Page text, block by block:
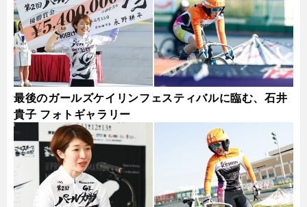
最後のガールズケイリンフェスティバルに臨む、石井
貴子 フォトギャラリー